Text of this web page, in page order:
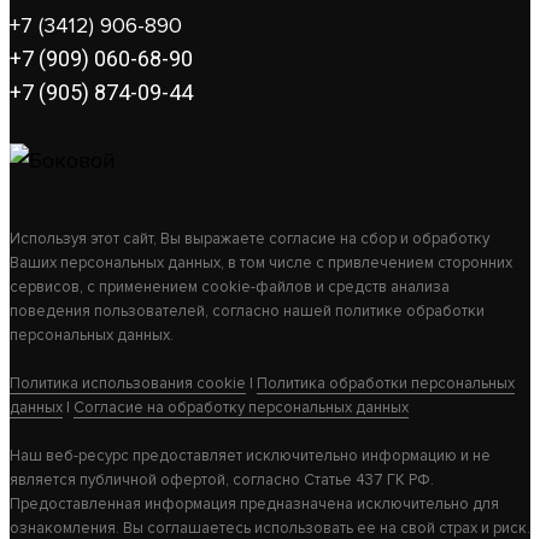
В КОРЗИНУ
+7 (3412) 906-890
+7 (909) 060-68-90
+7 (905) 874-09-44
Используя этот сайт, Вы выражаете согласие на сбор и обработку
Ваших персональных данных, в том числе с привлечением сторонних
сервисов, с применением cookie-файлов и средств анализа
поведения пользователей, согласно нашей политике обработки
персональных данных.
Политика использования cookie | Политика обработки персональных
данных | Согласие на обработку персональных данных
Наш веб-ресурс предоставляет исключительно информацию и не
является публичной офертой, согласно Статье 437 ГК РФ.
Предоставленная информация предназначена исключительно для
ознакомления. Вы соглашаетесь использовать ее на свой страх и риск.